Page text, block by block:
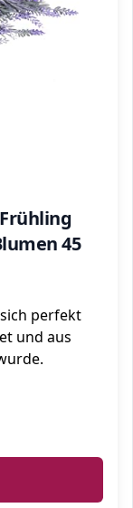
45
perfekt
und aus